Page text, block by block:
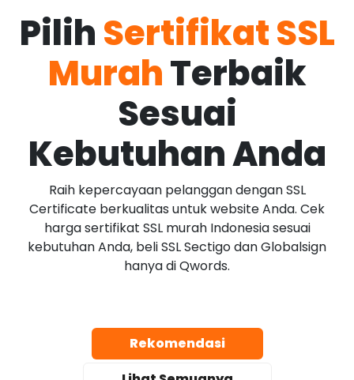
Pilih Sertifikat SSL
MurahTerbaik
Sesuai
Kebutuhan Anda
Raih kepercayaan pelanggan dengan SSL
Certificate berkualitas untuk website Anda. Cek
harga sertifikat SSL murah Indonesia sesuai
kebutuhan Anda, beli SSL Sectigo dan Globalsign
hanya di Qwords.
Rekomendasi